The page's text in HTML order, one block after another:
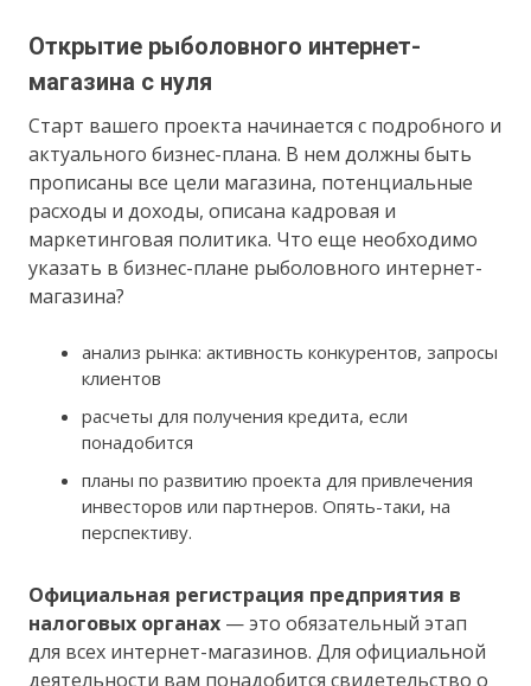
Открытие рыболовного интернет-
магазина с нуля
Старт вашего проекта начинается с подробного и
актуального бизнес-плана. В нем должны быть
прописаны все цели магазина, потенциальные
расходы и доходы, описана кадровая и
маркетинговая политика. Что еще необходимо
указать в бизнес-плане рыболовного интернет-
магазина?
анализ рынка: активность конкурентов, запросы
клиентов
расчеты для получения кредита, если
понадобится
планы по развитию проекта для привлечения
инвесторов или партнеров. Опять-таки, на
перспективу.
Официальная регистрация предприятия в
налоговых органах — это обязательный этап
для всех интернет-магазинов. Для официальной
деятельности вам понадобится свидетельство о